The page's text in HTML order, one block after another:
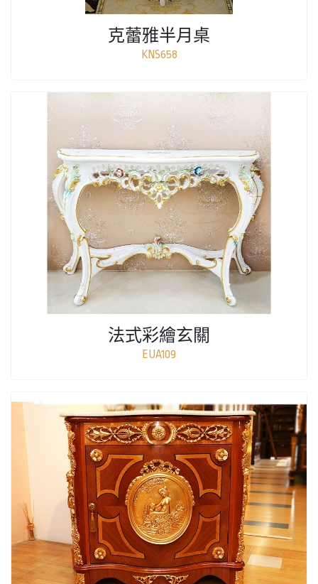
克蕾雅半月桌
KNS658
法式彩繪玄關
EUA109